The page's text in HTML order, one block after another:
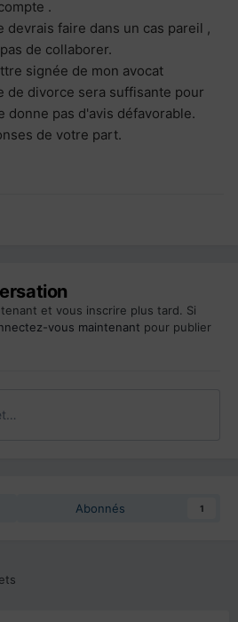
.
devrais faire dans un cas pareil ,
de collaborer.
signée de mon avocat
de divorce sera suffisante pour
donne pas d'avis défavorable.
de votre part.
et vous inscrire plus tard. Si
vous maintenant pour publier
Abonnés 1